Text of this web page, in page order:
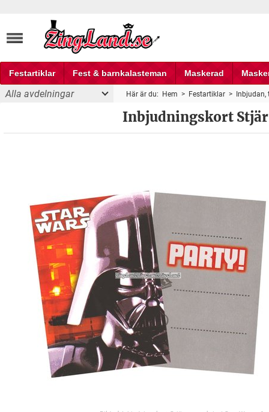
Festartiklar Fest & barnkalasteman Maskerad
Fest och partyprylar
Alla avdelningar Här är du: Hem > Festartiklar >
Inbjudan,
Inbjudningskort